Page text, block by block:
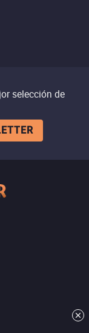
selección de